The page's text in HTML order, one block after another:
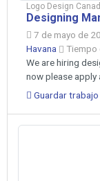
Logo Design
Designing
7 de mayo de
Havana
Tiempo
We are hiring
now please apply
Guardar trabajo